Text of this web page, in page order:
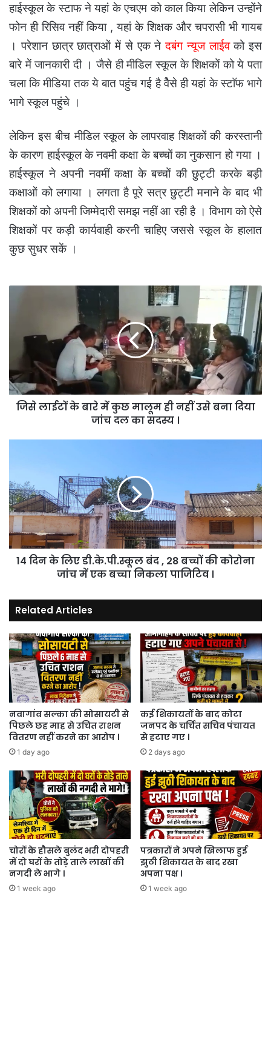
हाईस्कूल के स्टाफ ने यहां के एचएम को काल किया लेकिन उन्होंने
फोन ही रिसिव नहीं किया , यहां के शिक्षक और चपरासी भी गायब
।परेशान छात्र छात्राओं में से एक नेदबंग न्यूज लाईवको इस
बारे में जानकारी दी । जैसे ही मीडिल स्कूल के शिक्षकों को ये पता
चला कि मीडिया तक ये बात पहुंच गई है वेैसे ही यहां के स्टाॅफ भागे
भागे स्कूल पहुंचे ।
लेकिन इस बीच मीडिल स्कूल के लापरवाह शिक्षकों की करस्तानी
के कारण हाईस्कूल के नवमी कक्षा के बच्चों का नुकसान हो गया ।
हाईस्कूल ने अपनी नवमीं कक्षा के बच्चों की छुट्टी करके बड़ी
कक्षाओं को लगाया ।लगता है पूरे सत्र छुट्टी मनाने के बाद भी
शिक्षकों को अपनी जिम्मेदारी समझ नहीं आ रही है । विभाग को ऐसे
शिक्षकों पर कड़ी कार्यवाही करनी चाहिए जससे स्कूल के हालात
कुछ सुधर सकें ।
मालूम
ही
नहीं
उसे
सदस्य
।
जिसे लाईटों के बारे में कुछ मालूम ही नहीं उसे बना दिया
जांच दल का सदस्य ।
लिए
डी.के.पी.स्कूल
बंद
28
बच्चों
में
एक
बच्चा
निकला
पाजिटिव
।
14 दिन के लिए डी.के.पी.स्कूल बंद , 28 बच्चों की कोरोना
जांच में एक बच्चा निकला पाजिटिव ।
Related Articles
नवागांव सल्का की सोसायटी से
पिछले छह माह से उचित राशन
वितरण नहीं करने का आरोप ।
1 day ago
कई शिकायतों के बाद कोटा
जनपद के चर्चित सचिव पंचायत
से हटाए गए ।
2 days ago
चोरों के हौसले बुलंद भरी दोपहरी
में दो घरों के तोड़े ताले लाखों की
नगदी ले भागे ।
1 week ago
पत्रकारों ने अपने खिलाफ हुई
झुठी शिकायत के बाद रखा
अपना पक्ष ।
1 week ago